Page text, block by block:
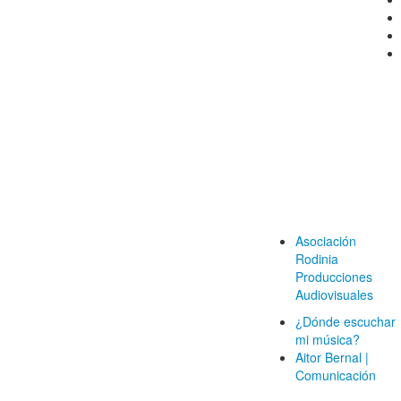
Asociación
Rodinia
Producciones
Audiovisuales
¿Dónde escuchar
mi música?
Aitor Bernal |
Comunicación